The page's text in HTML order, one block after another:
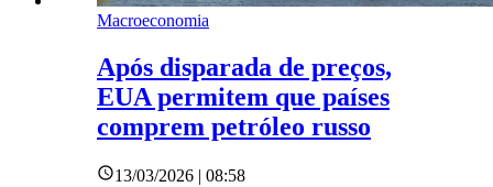
Macroeconomia
Após disparada de preços,
EUA permitem que países
comprem petróleo russo
13/03/2026 | 08:58